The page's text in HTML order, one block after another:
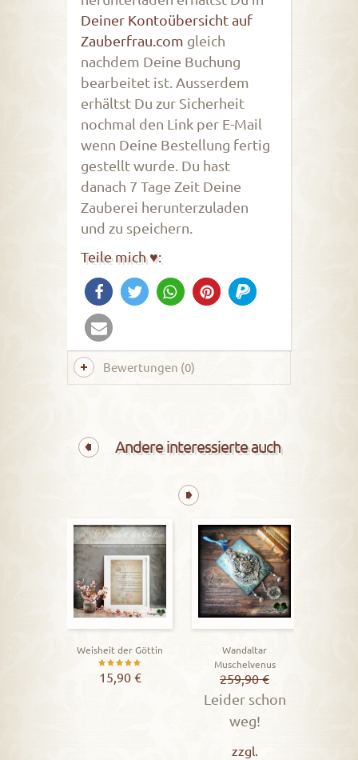
Deiner Kontoübersicht auf
Zauberfrau.com gleich
nachdem Deine Buchung
bearbeitet ist. Ausserdem
erhältst Du zur Sicherheit
nochmal den Link per E-Mail
wenn Deine Bestellung fertig
gestellt wurde. Du hast
danach 7 Tage Zeit Deine
Zauberei herunterzuladen
und zu speichern.
Teile mich ♥:
Bewertungen (0)
Andere interessierte auch
Weisheit der Göttin
Bewertet
15,90 €
Wandaltar
Muschelvenus
259,90€
Leider schon
weg!
zzgl.